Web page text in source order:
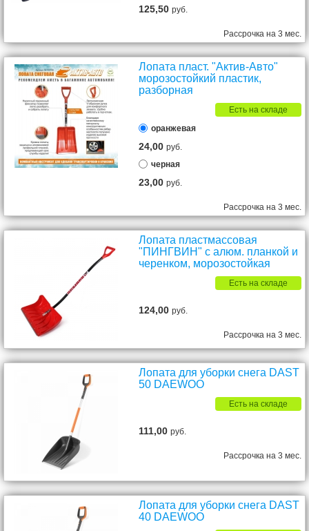
125,50руб.
Рассрочка на 3 мес.
Лопата пласт. "Актив-Авто"
морозостойкий пластик,
разборная
Есть на складе
оранжевая
24,00руб.
черная
23,00руб.
Рассрочка на 3 мес.
Лопата пластмассовая
"ПИНГВИН" с алюм. планкой и
черенком, морозостойкая
Есть на складе
124,00руб.
Рассрочка на 3 мес.
Лопата для уборки снега DAST
50 DAEWOO
Есть на складе
111,00руб.
Рассрочка на 3 мес.
Лопата для уборки снега DAST
40 DAEWOO